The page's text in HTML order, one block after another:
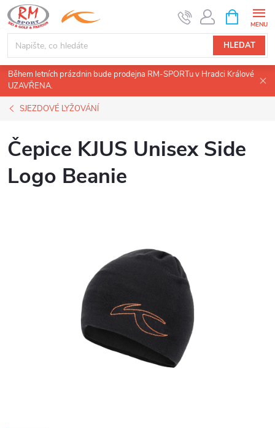
Přejít
na
obsah
HLEDAT
NÁKUPNÍ
KOŠÍK
Během letních prázdnin bude prodejna RM-SPORTu v Hradci Králové
UZAVŘENA.
SJEZDOVÉ LYŽOVÁNÍ
Čepice KJUS Unisex Side
Logo Beanie